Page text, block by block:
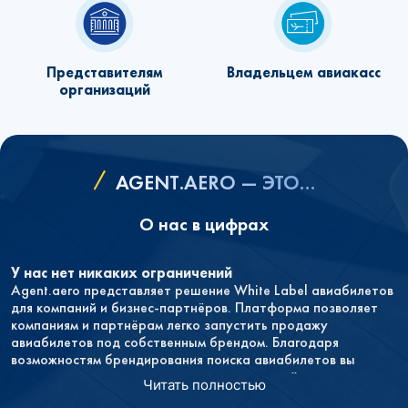
Представителям
организаций
Владельцем авиакасс
AGENT.AERO — ЭТО…
О нас в цифрах
У нас нет никаких ограничений
Agent.aero представляет решение White Label авиабилетов
для компаний и бизнес‑партнёров. Платформа позволяет
компаниям и партнёрам легко запустить продажу
авиабилетов под собственным брендом. Благодаря
возможностям брендирования поиска авиабилетов вы
полностью контролируете пользовательский опыт, при
этом не тратя ресурсы на создание системы с нуля.
Читать полностью